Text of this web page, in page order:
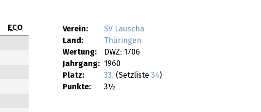
Verein:
SV Lauscha
Land:
Thüringen
Wertung:
DWZ: 1706
Jahrgang:
1960
Platz:
33. (Setzliste 34)
Punkte:
3½
ECO